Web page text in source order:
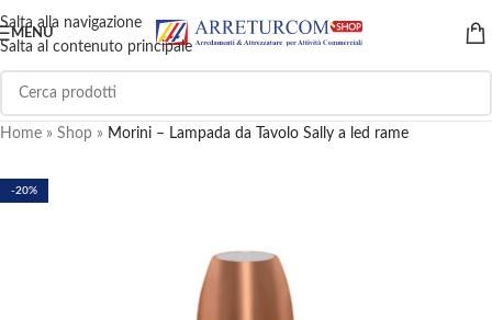
Salta alla navigazione
Salta al contenuto principale
MENU
Home » Shop » Morini – Lampada da Tavolo Sally a led rame
-20%